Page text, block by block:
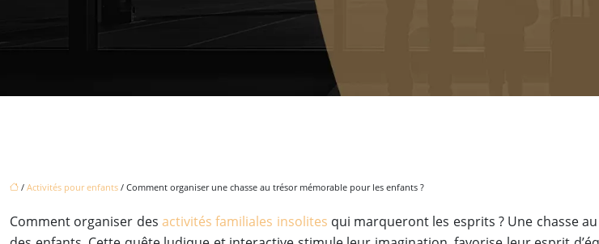
/ Activités pour enfants / Comment organiser une chasse au trésor mémorable pour les enfants ?
Comment organiser des activités familiales insolites qui marqueront les esprits ? Une chasse